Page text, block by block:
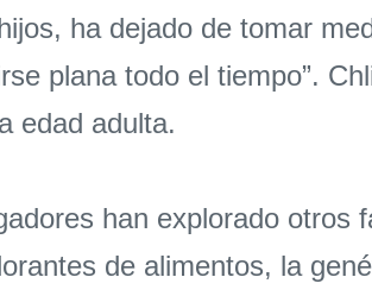
ha dejado de tomar
plana todo el tiempo”.
edad adulta.
han explorado otros
de alimentos, la